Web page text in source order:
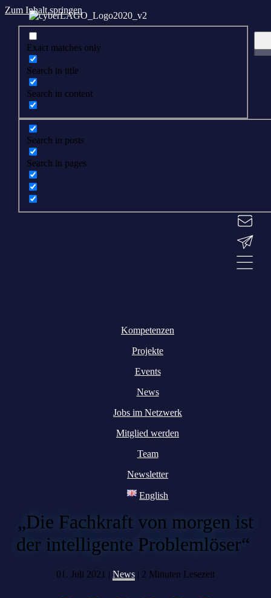
Zum Inhalt springen
Exact matches only
Search in title
Search in content
Search in posts
Search in pages
Kompetenzen
Projekte
Events
News
Jobs im Netzwerk
Mitglied werden
Team
Newsletter
English
„Die Fachkraft von morgen ist
der intelligente Problemlöser“
01. Juli 2021 | News | 2 Minuten Lesezeit